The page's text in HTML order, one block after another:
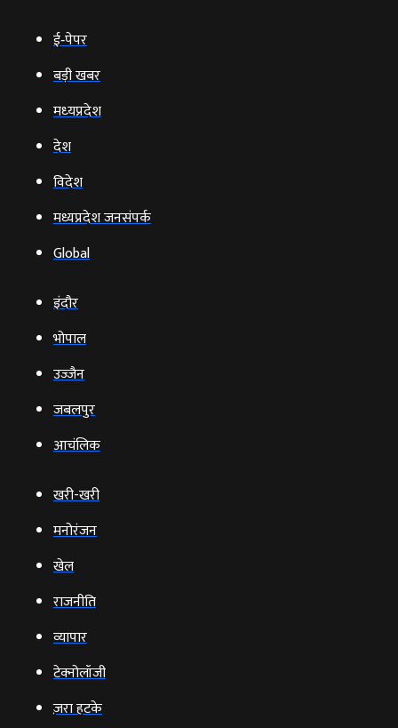
ई‑पेपर
बड़ी खबर
मध्‍यप्रदेश
देश
विदेश
मध्यप्रदेश जनसंपर्क
Global
इंदौर
भोपाल
उज्‍जैन
जबलपुर
आचंलिक
खरी-खरी
मनोरंजन
खेल
राजनीति
व्‍यापार
टेक्‍नोलॉजी
ज़रा हटके